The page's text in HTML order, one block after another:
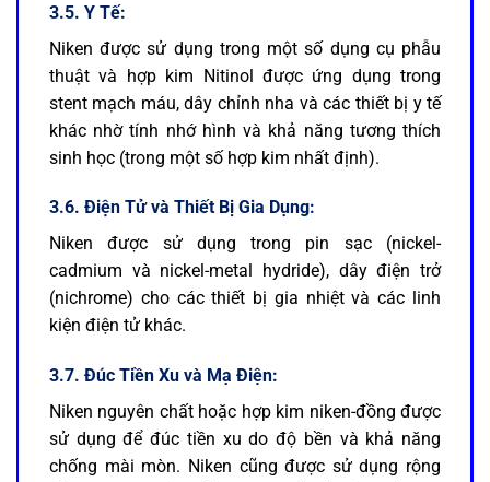
3.5. Y Tế:
Niken được sử dụng trong một số dụng cụ phẫu
thuật và hợp kim Nitinol được ứng dụng trong
stent mạch máu, dây chỉnh nha và các thiết bị y tế
khác nhờ tính nhớ hình và khả năng tương thích
sinh học (trong một số hợp kim nhất định).
3.6. Điện Tử và Thiết Bị Gia Dụng:
Niken được sử dụng trong pin sạc (nickel-
cadmium và nickel-metal hydride), dây điện trở
(nichrome) cho các thiết bị gia nhiệt và các linh
kiện điện tử khác.
3.7. Đúc Tiền Xu và Mạ Điện:
Niken nguyên chất hoặc hợp kim niken-đồng được
sử dụng để đúc tiền xu do độ bền và khả năng
chống mài mòn. Niken cũng được sử dụng rộng